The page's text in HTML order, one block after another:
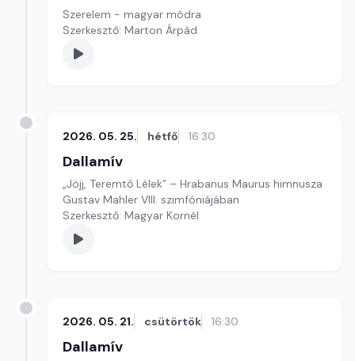
Szerelem - magyar módra
Szerkesztő: Marton Árpád
2026. 05. 25. hétfő 16:30
Dallamív
„Jöjj, Teremtő Lélek” – Hrabanus Maurus himnusza
Gustav Mahler VIII. szimfóniájában
Szerkesztő: Magyar Kornél
2026. 05. 21. csütörtök 16:30
Dallamív